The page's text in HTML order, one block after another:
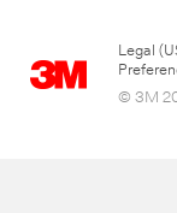
Legal
© 3M